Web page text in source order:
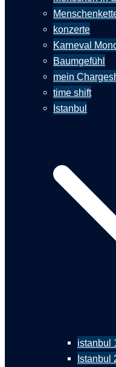
konzerte
Karneval
Baumgefühl
mein
time shift
Istanbul
istanbul
Istanbul